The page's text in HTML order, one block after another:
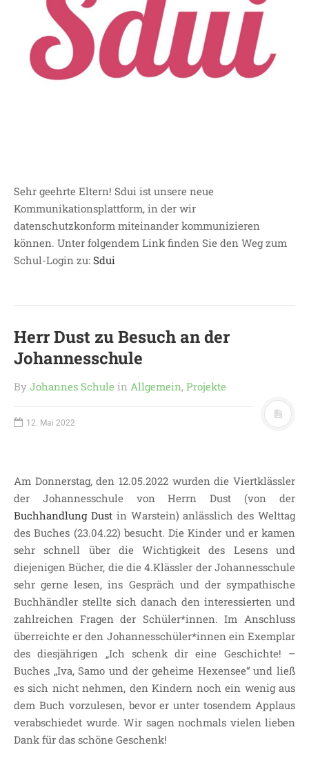
JOHANNESSCHULE
KOLLEGIUM
OGGS
SCHULSOZIALARBEIT
KLASSE 3B BUDEUS
KLASSE 4 DURRANT
LEITBILD UNSERER
GRUNDSCHULE
SCHULPROGRAMM
OGGS DOWNLOADS
SCHULPFLEGSCHAFT
FÖRDERVEREIN
LINKS
Sehr geehrte Eltern! Sdui ist unsere neue
Kommunikationsplattform, in der wir
datenschutzkonform miteinander kommunizieren
können. Unter folgendem Link finden Sie den Weg zum
Schul-Login zu: Sdui
Herr Dust zu Besuch an der
Johannesschule
By Johannes Schule in Allgemein, Projekte
12. Mai 2022
Am Donnerstag, den 12.05.2022 wurden die Viertklässler
der Johannesschule von Herrn Dust (von der
Buchhandlung Dustin Warstein) anlässlich des Welttag
des Buches (23.04.22) besucht. Die Kinder und er kamen
sehr schnell über die Wichtigkeit des Lesens und
diejenigen Bücher, die die 4.Klässler der Johannesschule
sehr gerne lesen, ins Gespräch und der sympathische
Buchhändler stellte sich danach den interessierten und
zahlreichen Fragen der Schüler*innen. Im Anschluss
überreichte er den Johannesschüler*innen ein Exemplar
des diesjährigen „Ich schenk dir eine Geschichte! –
Buches „Iva, Samo und der geheime Hexensee“ und ließ
es sich nicht nehmen, den Kindern noch ein wenig aus
dem Buch vorzulesen, bevor er unter tosendem Applaus
verabschiedet wurde. Wir sagen nochmals vielen lieben
Dank für das schöne Geschenk!